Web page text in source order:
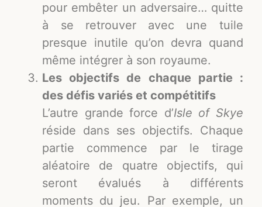
pour embêter un adversaire… quitte
à se retrouver avec une tuile
presque inutile qu’on devra quand
même intégrer à son royaume.
Les objectifs de chaque partie :
des défis variés et compétitifs
L’autre grande force d’Isle of Skye
réside dans ses objectifs. Chaque
partie commence par le tirage
aléatoire de quatre objectifs, qui
seront évalués à différents
moments du jeu. Par exemple, un